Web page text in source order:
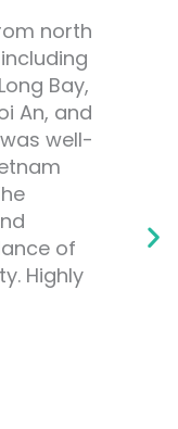
north
Bay,
An, and
well-
of
Highly